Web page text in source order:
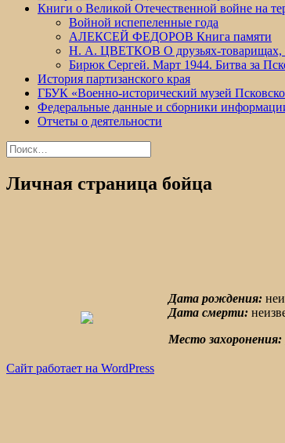
Книги о Великой Отечественной войне на
Войной испепеленные года
АЛЕКСЕЙ ФЕДОРОВ Книга памяти
Н. А. ЦВЕТКОВ О друзьях-товарищах,
Бирюк Сергей. Март 1944. Битва за
История партизанского края
ГБУК «Военно-исторический музей
Федеральные данные и сборники
Отчеты о деятельности
Найти:
Личная страница бойца
Дата рождения:
Дата смерти:
Место захоронения:
Сайт работает на WordPress